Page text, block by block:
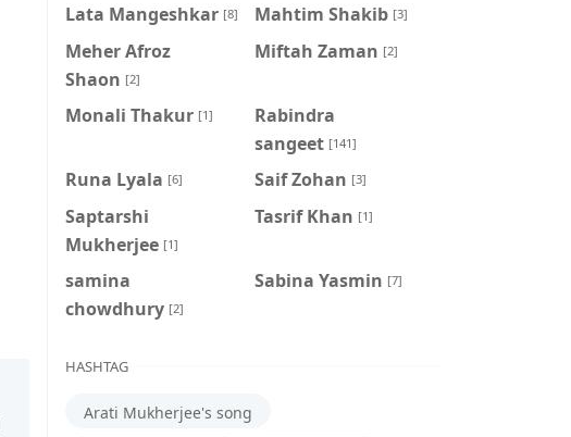
Lata Mangeshkar [8] Mahtim Shakib [3]
Meher Afroz
Shaon [2]
Miftah Zaman [2]
Monali Thakur [1]
Rabindra
sangeet [141]
Runa Lyala [6] Saif Zohan [3]
Saptarshi
Mukherjee [1]
Tasrif Khan [1]
samina
chowdhury [2]
‍Sabina Yasmin [7]
HASHTAG
Arati Mukherjee's song